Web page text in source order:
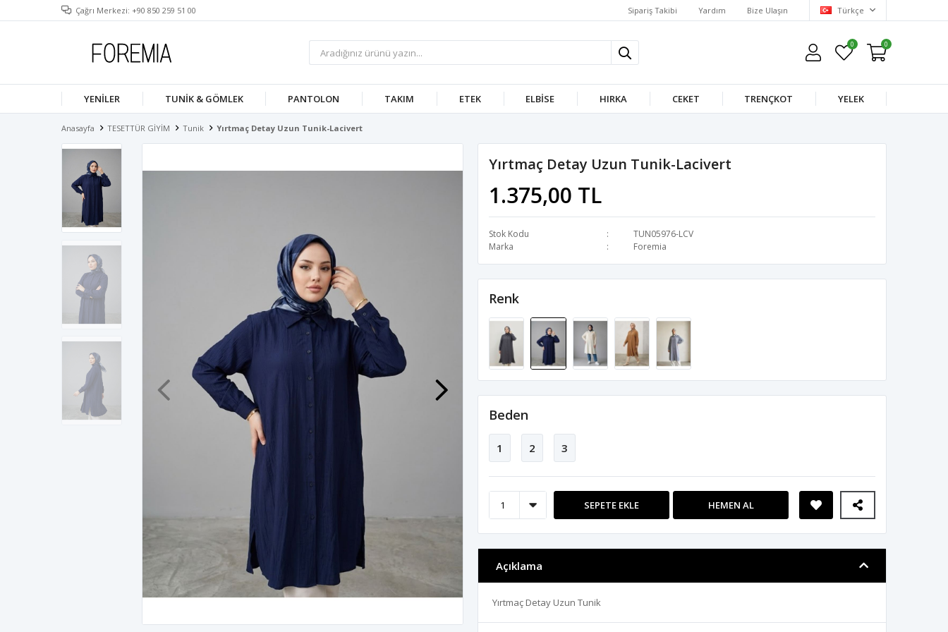
Çağrı Merkezi: +90 850 259 51 00 Sipariş Takibi Yardım Bize Ulaşın Türkçe
0 0
YENILER TUNIK & GÖMLEK PANTOLON TAKIM ETEK ELBISE HIRKA CEKET TRENÇKOT YELEK
Anasayfa TESETTÜR GİYİM Tunik Yırtmaç Detay Uzun Tunik-Lacivert
Yırtmaç Detay Uzun Tunik-Lacivert
1.375,00 TL
Stok Kodu
TUN05976-LCV
Marka
Foremia
Renk
Beden
1 2 3
SEPETE EKLE HEMEN AL
Açıklama
Yırtmaç Detay Uzun Tunik